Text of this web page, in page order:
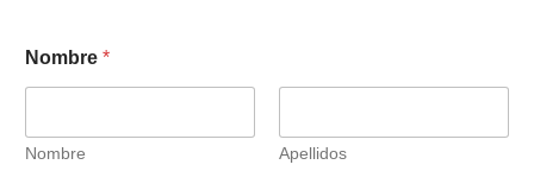
Nombre *
Nombre Apellidos